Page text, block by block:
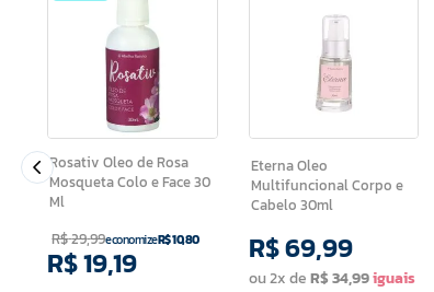
Rosativ Oleo de Rosa
Mosqueta Colo e Face 30
Ml
R$29,99economizeR$10,80
R$19,19
Eterna Oleo
Multifuncional Corpo e
Cabelo 30ml
R$69,99
ou2x deR$34,99